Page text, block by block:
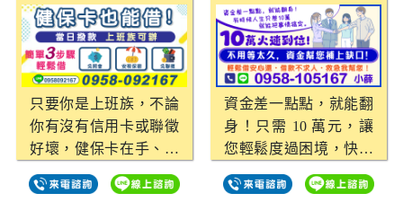
件率 不論職業或信用條
件，我們極力提升您的
成功審核機率，幫助您
輕鬆過件。 ．限量優
惠：現金回饋搶先拿 前
10位來電申請成功的顧
客，立即送出300元現
金回饋，快來搶優惠！
不論是雲林借款、嘉義
只要你是上班族，不論
你有沒有信用卡或聯徵
好壞，健保卡在手、資
金不愁！ ✔ 免照會 ✔
免聯徵 ✔ 全程保密 ✔
資金差一點點，就能翻
身！只需 10 萬元，讓
您輕鬆度過困境，快速
貸款、低息還款，助您
早日翻身。